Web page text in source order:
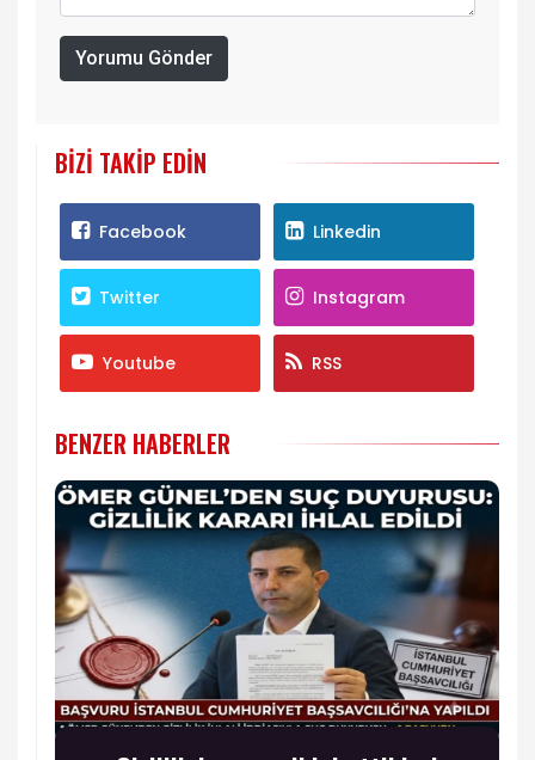
Yorumu Gönder
BIZI TAKIP EDIN
Facebook Linkedin
Twitter Instagram
Youtube RSS
BENZER HABERLER